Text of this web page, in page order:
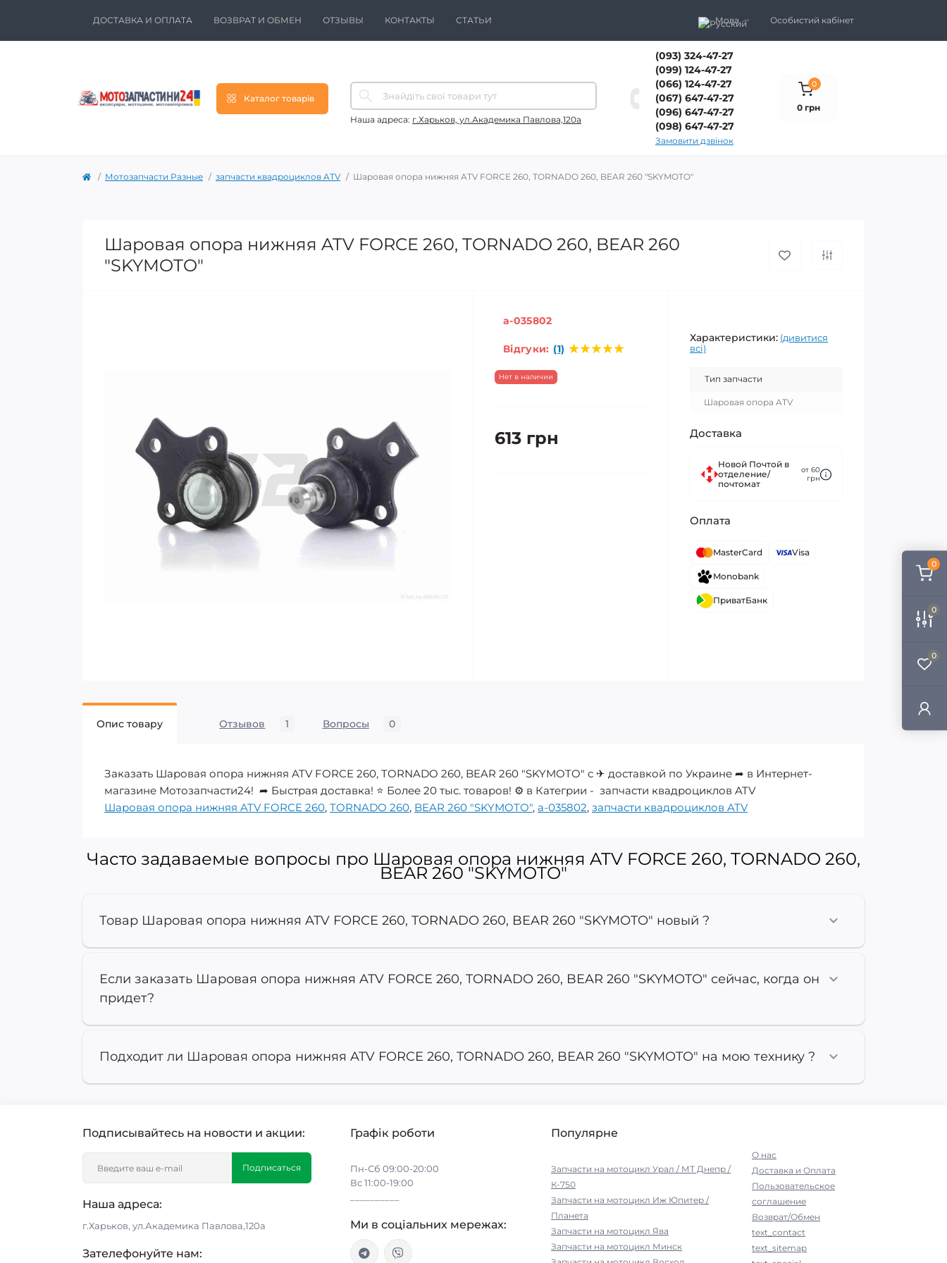
0
0
0
ДОСТАВКА И ОПЛАТА ВОЗВРАТ И ОБМЕН ОТЗЫВЫ КОНТАКТЫ СТАТЬИ Мова Особистий кабінет
Каталог товарів
Наша адреса: г.Харьков, ул.Академика Павлова,120а
(093) 324-47-27
(099) 124-47-27
(066) 124-47-27
(067) 647-47-27
(096) 647-47-27
(098) 647-47-27
Замовити дзвінок
0
0 грн
Мотозапчасти Разные запчасти квадроциклов ATV Шаровая опора нижняя ATV FORCE 260, TORNADO 260, BEAR 260 "SKYMOTO"
Шаровая опора нижняя ATV FORCE 260, TORNADO 260, BEAR 260
"SKYMOTO"
a-035802
Відгуки: (1)
Нет в наличии
613 грн
Характеристики: (дивитися
всі)
Тип запчасти
Шаровая опора ATV
Доставка
Новой Почтой в
отделение/
почтомат
от 60
грн
Оплата
MasterCard Visa
Monobank
ПриватБанк
Опис товару Отзывов 1 Вопросы 0
Заказать Шаровая опора нижняя ATV FORCE 260, TORNADO 260, BEAR 260 "SKYMOTO" с ✈ доставкой по Украине ➦ в Интернет-
магазине Мотозапчасти24! ➦ Быстрая доставка! ⭐ Более 20 тыс. товаров! ⚙️ в Категрии - запчасти квадроциклов ATV
Шаровая опора нижняя ATV FORCE 260, TORNADO 260, BEAR 260 "SKYMOTO", a-035802, запчасти квадроциклов ATV
Часто задаваемые вопросы про Шаровая опора нижняя ATV FORCE 260, TORNADO 260,
BEAR 260 "SKYMOTO"
Товар Шаровая опора нижняя ATV FORCE 260, TORNADO 260, BEAR 260 "SKYMOTO" новый ?
Если заказать Шаровая опора нижняя ATV FORCE 260, TORNADO 260, BEAR 260 "SKYMOTO" сейчас, когда он
придет?
Подходит ли Шаровая опора нижняя ATV FORCE 260, TORNADO 260, BEAR 260 "SKYMOTO" на мою технику ?
Подписывайтесь на новости и акции:
Подписаться
Наша адреса:
г.Харьков, ул.Академика Павлова,120а
Зателефонуйте нам:
Графік роботи
Пн-Сб 09:00-20:00
Вс 11:00-19:00
Ми в соціальних мережах:
Популярне
Запчасти на мотоцикл Урал / МТ Днепр /
К-750
Запчасти на мотоцикл Иж Юпитер /
Планета
Запчасти на мотоцикл Ява
Запчасти на мотоцикл Минск
О нас
Доставка и Оплата
Пользовательское
соглашение
Возврат/Обмен
text_contact
text_sitemap